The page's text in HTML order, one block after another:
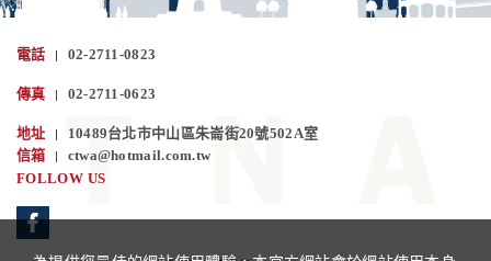
電話 02-2711-0823
傳真 02-2711-0623
地址
10489台北市中山區朱崙街20號502A室
信箱
ctwa@hotmail.com.tw
FOLLOW US